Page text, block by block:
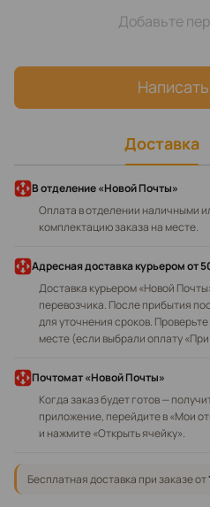
Добавьте
Доставка
В отделение «Новой Почты»
Оплата в отделении наличными
комплектацию заказа на месте.
Адресная доставка курьеромот
Доставка курьером «Новой
перевозчика. После прибытия
для уточнения сроков.
месте (если выбрали оплату
Почтомат «Новой Почты»
Когда заказ будет готов —
приложение, перейдите в «Мои
и нажмите «Открыть ячейку».
Бесплатная доставка при заказе от